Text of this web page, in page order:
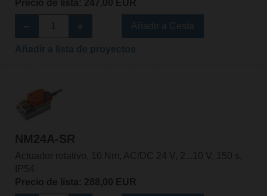
Precio de lista: 247,00 EUR
NM24A-SR
Actuador rotativo, 10 Nm, AC/DC 24 V, 2...10 V, 150 s,
IP54
Precio de lista: 288,00 EUR